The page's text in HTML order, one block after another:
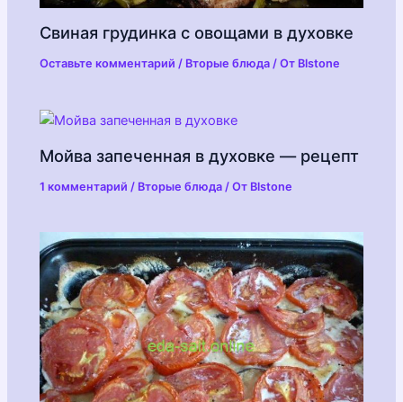
Свиная грудинка с овощами в духовке
Оставьте комментарий / Вторые блюда / От Blstone
Мойва запеченная в духовке — рецепт
1 комментарий / Вторые блюда / От Blstone